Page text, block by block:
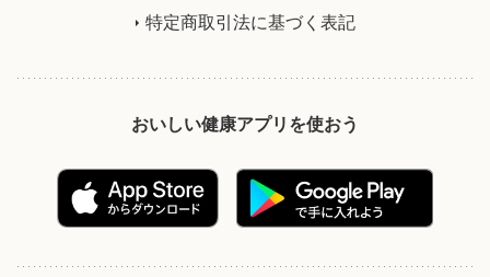
特定商取引法に基づく表記
おいしい健康アプリを使おう